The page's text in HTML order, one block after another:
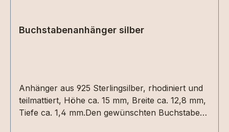
Buchstabenanhänger silber
Anhänger aus 925 Sterlingsilber, rhodiniert und
teilmattiert, Höhe ca. 15 mm, Breite ca. 12,8 mm,
Tiefe ca. 1,4 mm.Den gewünschten Buchstaben